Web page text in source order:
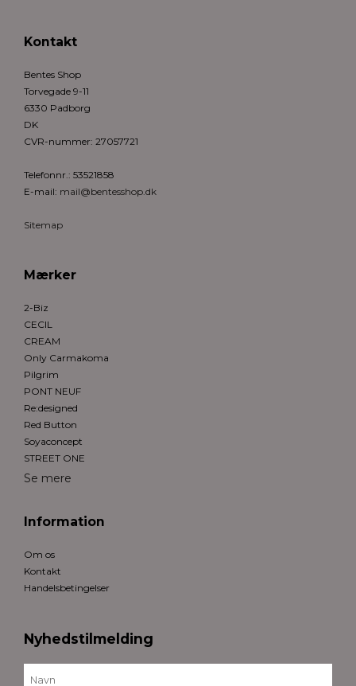
Kontakt
Bentes Shop
Torvegade 9-11
6330 Padborg
DK
CVR-nummer: 27057721
Telefonnr.: 53521858
E-mail: mail@bentesshop.dk
Sitemap
Mærker
2-Biz
CECIL
CREAM
Only Carmakoma
Pilgrim
PONT NEUF
Re:designed
Red Button
Soyaconcept
STREET ONE
Se mere
Information
Om os
Kontakt
Handelsbetingelser
Nyhedstilmelding